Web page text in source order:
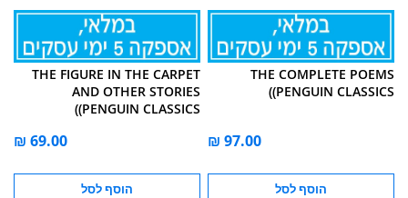
THE COMPLETE POEMS
(PENGUIN CLASSICS)
הוסף לסל
THE FIGURE IN THE CARPET
AND OTHER STORIES
(PENGUIN CLASSICS)
הוסף לסל